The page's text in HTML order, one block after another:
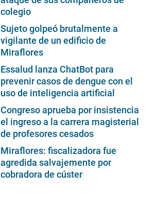
colegio
Sujeto golpeó brutalmente a
vigilante de un edificio de
Miraflores
Essalud lanza ChatBot para
prevenir casos de dengue con el
uso de inteligencia artificial
Congreso aprueba por insistencia
el ingreso a la carrera magisterial
de profesores cesados
Miraflores: fiscalizadora fue
agredida salvajemente por
cobradora de cúster